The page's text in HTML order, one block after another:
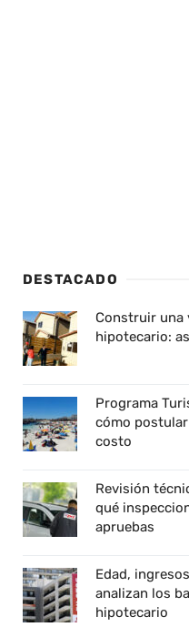
DESTACADO
Construir una
hipotecario:
Programa
cómo
costo
Revisión
qué
apruebas
Edad,
analizan los
hipotecario